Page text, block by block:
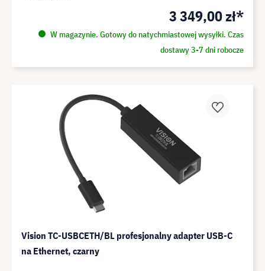
3 349,00 zł*
W magazynie. Gotowy do natychmiastowej wysyłki. Czas
dostawy 3-7 dni robocze
Vision TC-USBCETH/BL profesjonalny adapter USB-C
na Ethernet, czarny